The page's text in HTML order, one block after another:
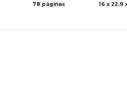
78 páginas 16 x 22.9